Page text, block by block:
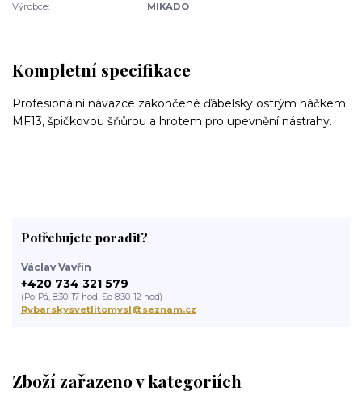
Výrobce:
MIKADO
Kompletní specifikace
Profesionální návazce zakončené ďábelsky ostrým háčkem
MF13, špičkovou šňůrou a hrotem pro upevnění nástrahy.
Zboží zařazeno v kategoriích
Potřebujete poradit?
Václav Vavřín
+420 734 321 579
(Po-Pá, 8:30-17 hod. So 8:30-12 hod)
Rybarskysvetlitomysl@seznam.cz